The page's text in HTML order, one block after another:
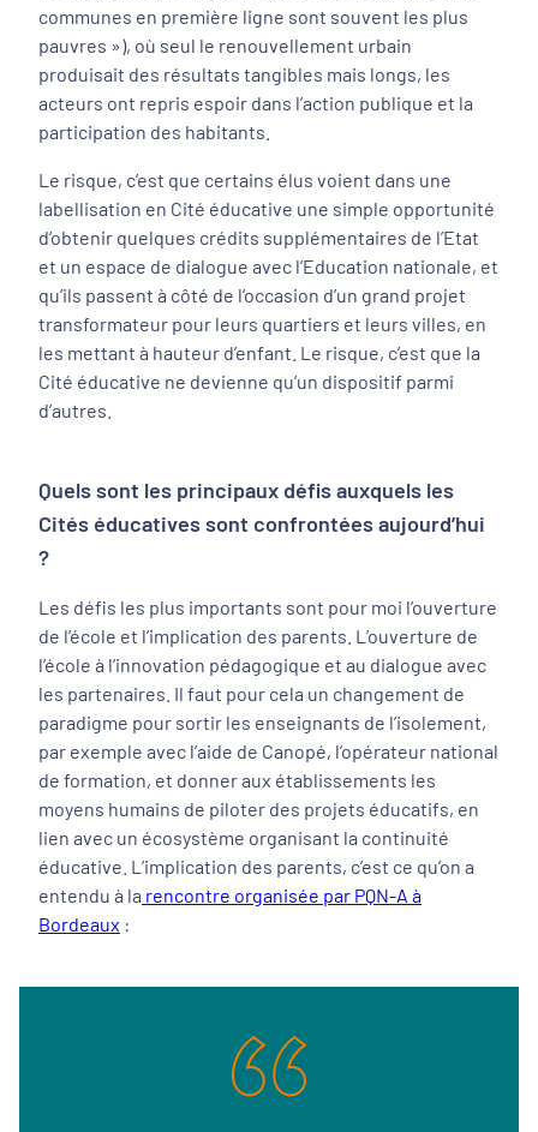
communes en première ligne sont souvent les plus
pauvres »), où seul le renouvellement urbain
produisait des résultats tangibles mais longs, les
acteurs ont repris espoir dans l’action publique et la
participation des habitants.
Le risque, c’est que certains élus voient dans une
labellisation en Cité éducative une simple opportunité
d’obtenir quelques crédits supplémentaires de l’Etat
et un espace de dialogue avec l’Education nationale, et
qu’ils passent à côté de l’occasion d’un grand projet
transformateur pour leurs quartiers et leurs villes, en
les mettant à hauteur d’enfant. Le risque, c’est que la
Cité éducative ne devienne qu’un dispositif parmi
d’autres.
Quels sont les principaux défis auxquels les
Cités éducatives sont confrontées aujourd’hui
?
Les défis les plus importants sont pour moi l’ouverture
de l’école et l’implication des parents. L’ouverture de
l’école à l’innovation pédagogique et au dialogue avec
les partenaires. Il faut pour cela un changement de
paradigme pour sortir les enseignants de l’isolement,
par exemple avec l’aide de Canopé, l’opérateur national
de formation, et donner aux établissements les
moyens humains de piloter des projets éducatifs, en
lien avec un écosystème organisant la continuité
éducative. L’implication des parents, c’est ce qu’on a
entendu à la rencontre organisée par PQN-A à
Bordeaux :